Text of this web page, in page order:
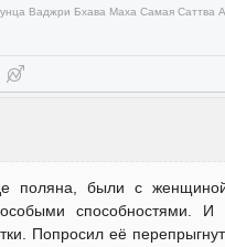
Ваджри Бхава Маха Самая Саттва
поляна, были с женщиной
особыми способностями.
Попросил её